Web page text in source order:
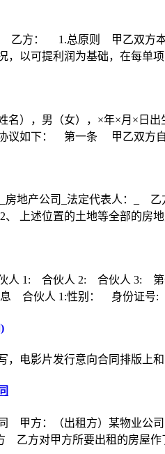
方： 1.总原则 甲乙双方本
，以可提利润为基础，在每单
），男（女），×年×月×日
议如下： 第一条 甲乙双方
地产公司_法定代表人：_ 乙
、 上述位置的土地等全部的房
人 1: 合伙人 2: 合伙人 3: 第
合伙人 1:性别： 身份证号
，电影片发行意向合同排版上
甲方：（出租方）某物业
乙方对甲方所要出租的房屋作